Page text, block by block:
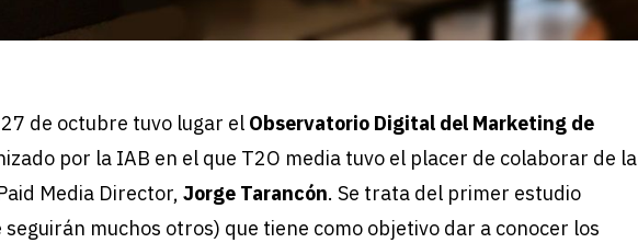
de octubre tuvo lugar el Observatorio Digital del Marketing de
por la IAB en el que T2O media tuvo el placer de colaborar de la
Media Director, Jorge Tarancón. Se trata del primer estudio
muchos otros) que tiene como objetivo dar a conocer los